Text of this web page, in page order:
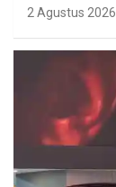
2 Agustus 2026